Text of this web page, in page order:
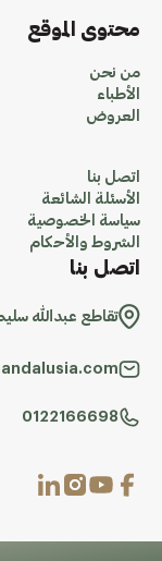
محتوى الموقع
من نحن
الأطباء
العروض
اتصل بنا
الأسئلة الشائعة
سياسة الخصوصية
الشروط والأحكام
اتصل بنا
تقاطع عبدالله
0122166698